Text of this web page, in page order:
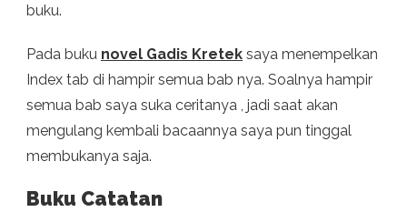
buku.
Pada buku novel Gadis Kretek saya menempelkan
Index tab di hampir semua bab nya. Soalnya hampir
semua bab saya suka ceritanya , jadi saat akan
mengulang kembali bacaannya saya pun tinggal
membukanya saja.
Buku Catatan